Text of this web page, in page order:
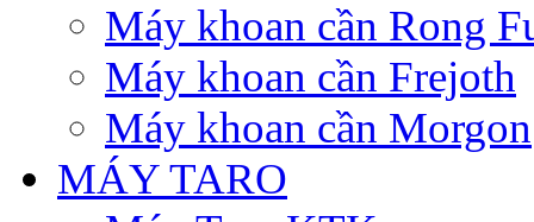
Máy khoan cần Rong
Máy khoan cần Frejoth
Máy khoan cần Morgon
MÁY TARO